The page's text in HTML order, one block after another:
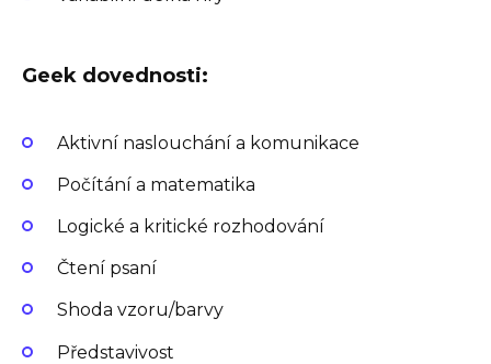
Geek dovednosti:
Aktivní naslouchání a komunikace
Počítání a matematika
Logické a kritické rozhodování
Čtení psaní
Shoda vzoru/barvy
Představivost